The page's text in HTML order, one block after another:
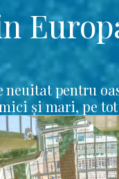
pentru
și mari, pe